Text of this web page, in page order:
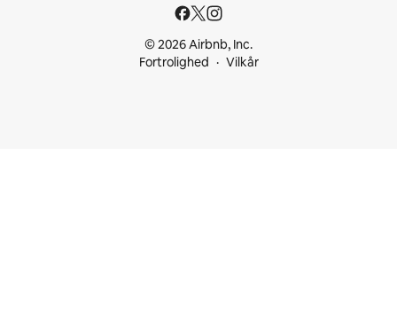
© 2026 Airbnb, Inc.
Fortrolighed
Vilkår